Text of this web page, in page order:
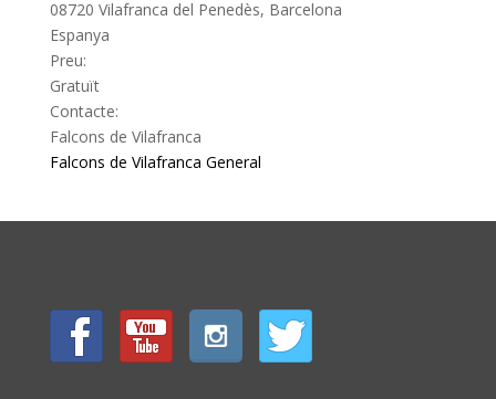
08720 Vilafranca del Penedès, Barcelona
Espanya
Preu:
Gratuït
Contacte:
Falcons de Vilafranca
Falcons de Vilafranca General